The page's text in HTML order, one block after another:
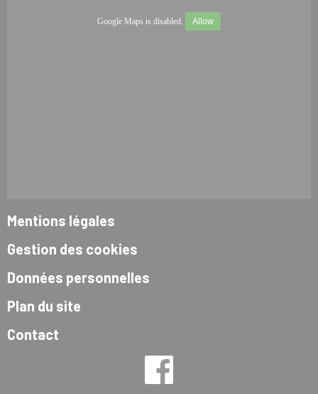
Google Maps is disabled. Allow
Mentions légales
Gestion des cookies
Données personnelles
Plan du site
Contact